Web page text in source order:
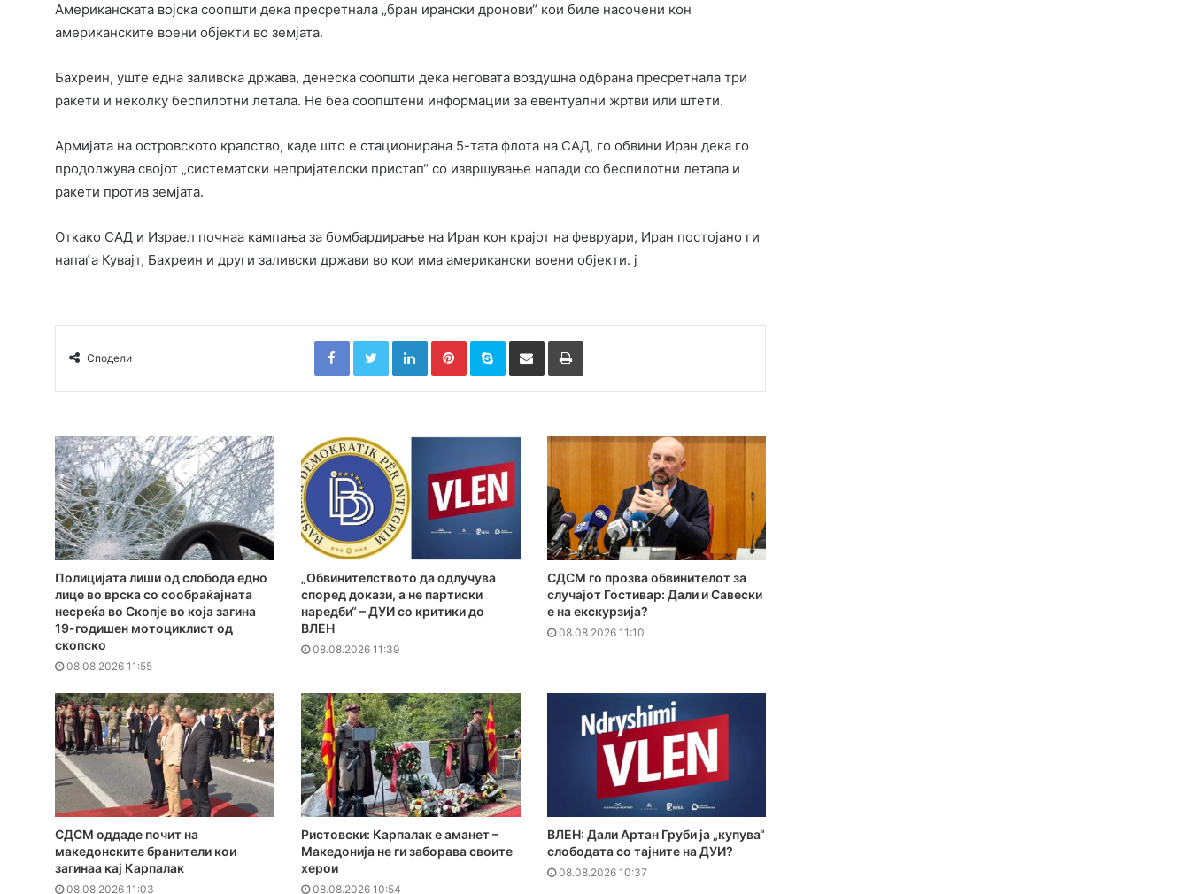
Американската војска соопшти дека пресретнала „бран ирански дронови“ кои биле насочени кон
американските воени објекти во земјата.
Бахреин, уште една заливска држава, денеска соопшти дека неговата воздушна одбрана пресретнала три
ракети и неколку беспилотни летала. Не беа соопштени информации за евентуални жртви или штети.
Армијата на островското кралство, каде што е стационирана 5-тата флота на САД, го обвини Иран дека го
продолжува својот „систематски непријателски пристап“ со извршување напади со беспилотни летала и
ракети против земјата.
Откако САД и Израел почнаа кампања за бомбардирање на Иран кон крајот на февруари, Иран постојано ги
напаѓа Кувајт, Бахреин и други заливски држави во кои има американски воени објекти. ј
Сподели
FacebookTwitterLinkedInPinterestSkype Сподели преку Е-маил Испринтај
Полицијата лиши од слобода едно
лице во врска со сообраќајната
несреќа во Скопје во која загина
19-годишен мотоциклист од
скопско
08.08.2026 11:55
„Обвинителството да одлучува
според докази, а не партиски
наредби“ – ДУИ со критики до
ВЛЕН
08.08.2026 11:39
СДСМ го прозва обвинителот за
случајот Гостивар: Дали и Савески
е на екскурзија?
08.08.2026 11:10
СДСМ оддаде почит на
македонските бранители кои
загинаа кај Карпалак
08.08.2026 11:03
Ристовски: Карпалак е аманет –
Македонија не ги заборава своите
херои
08.08.2026 10:54
ВЛЕН: Дали Артан Груби ја „купува“
слободата со тајните на ДУИ?
08.08.2026 10:37